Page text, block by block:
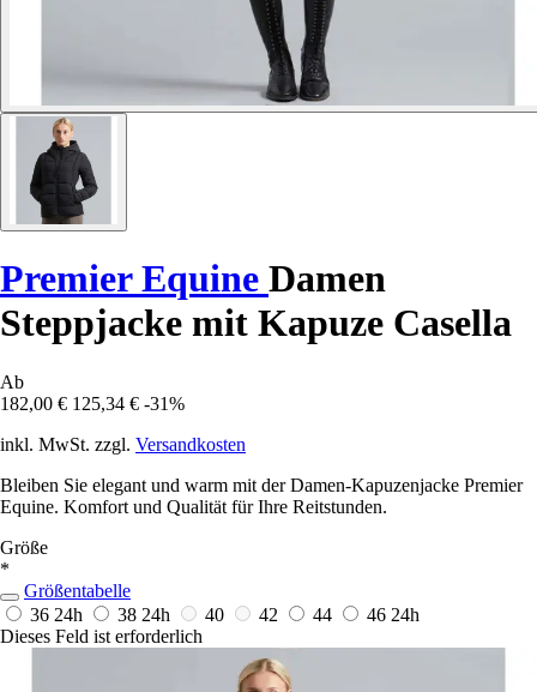
Premier Equine Damen
Steppjacke mit Kapuze Casella
Ab
182,00 € 125,34 € -31%
inkl. MwSt. zzgl. Versandkosten
Bleiben Sie elegant und warm mit der Damen-Kapuzenjacke Premier
Equine. Komfort und Qualität für Ihre Reitstunden.
Größe
*
Größentabelle
36 24h 38 24h 40 42 44 46 24h
Dieses Feld ist erforderlich